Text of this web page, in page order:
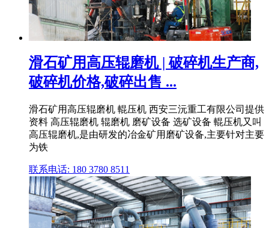
滑石矿用高压辊磨机 | 破碎机生产商,
破碎机价格,破碎出售 ...
滑石矿用高压辊磨机 輥压机 西安三沅重工有限公司提供
资料 高压辊磨机 辊磨机 磨矿设备 选矿设备 輥压机又叫
高压辊磨机,是由研发的冶金矿用磨矿设备,主要针对主要
为铁
联系电话: 180 3780 8511